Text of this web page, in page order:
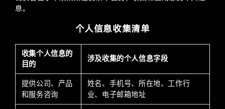
息。
个人信息收集清单
收集个人信息的
目的
涉及收集的个人信息字段
提供公司、产品
和服务咨询
姓名、手机号、所在地、工作行
业、电子邮箱地址